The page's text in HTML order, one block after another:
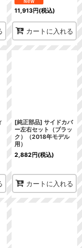
11,913円(税込)
カートに入れる
[純正部品] サイドカバ
ー左右セット（ブラッ
ク）（2018年モデル
用）
2,882円(税込)
カートに入れる